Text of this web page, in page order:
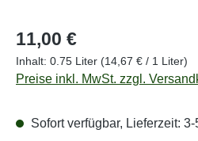
Regulärer Preis:
11,00 €
Inhalt: 0.75 Liter (14,67 € / 1 Liter)
Preise inkl. MwSt. zzgl.
Sofort verfügbar, Lieferzeit: 3-